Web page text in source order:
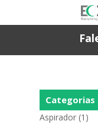
Aspirador (1)